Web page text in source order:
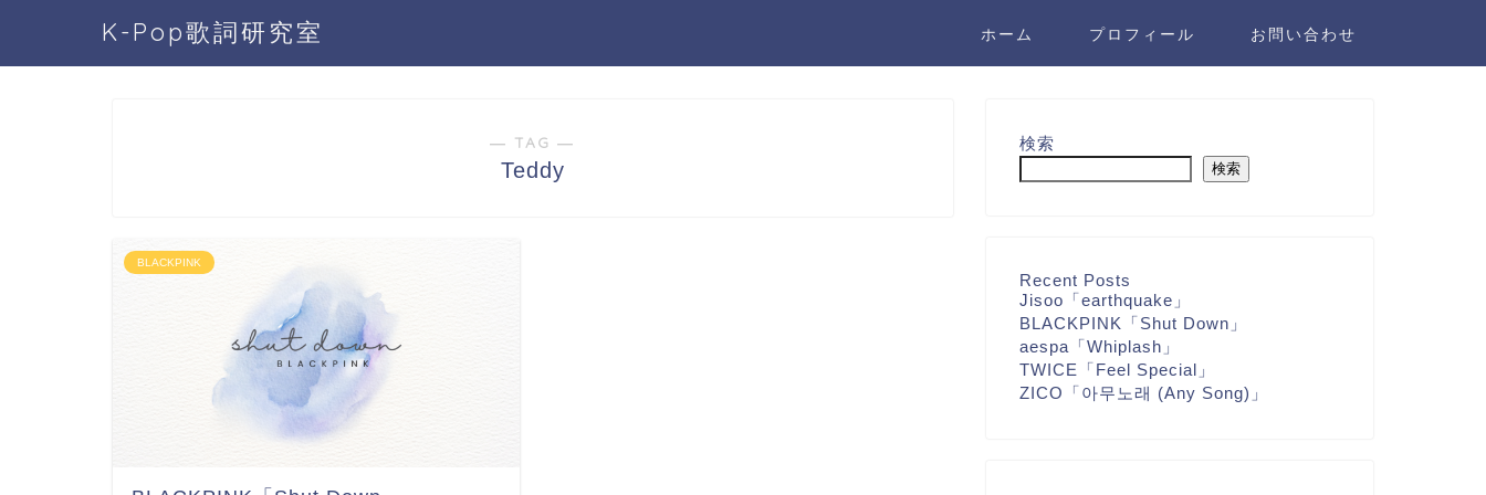
K-Pop歌詞研究室 ホーム プロフィール お問い合わせ
― TAG ―
Teddy
BLACKPINK
検索
検索
Recent Posts
Jisoo「earthquake」
BLACKPINK「Shut Down」
aespa「Whiplash」
TWICE「Feel Special」
ZICO「아무노래 (Any Song)」